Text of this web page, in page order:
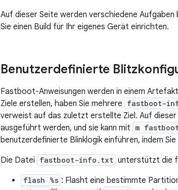
Auf dieser Seite werden verschiedene
Sie einen Build für Ihr eigenes Gerät einrichten.
Benutzerdefinierte
Fastboot-Anweisungen werden in einem
Ziele erstellen, haben Sie mehrere fastboot-
verweist auf das zuletzt erstellte Ziel. Auf
ausgeführt werden, und sie kann mit m
benutzerdefinierte Blinklogik einführen, indem
Die Datei fastboot-info.txt unterstützt die
flash %s : Flasht eine bestimmte